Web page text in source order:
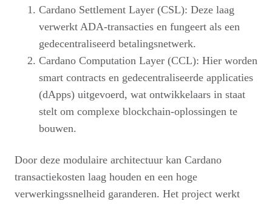
Cardano Settlement Layer (CSL): Deze laag
verwerkt ADA-transacties en fungeert als een
gedecentraliseerd betalingsnetwerk.
Cardano Computation Layer (CCL): Hier worden
smart contracts en gedecentraliseerde applicaties
(dApps) uitgevoerd, wat ontwikkelaars in staat
stelt om complexe blockchain-oplossingen te
bouwen.
Door deze modulaire architectuur kan Cardano
transactiekosten laag houden en een hoge
verwerkingssnelheid garanderen. Het project werkt